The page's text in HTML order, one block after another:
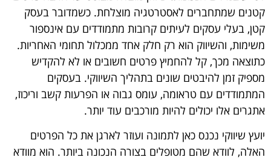
קטנים שמתחברים לאסטרטגיה מוצלחת. כשמדובר בעסק
קטן, בעלי עסקים לעיתים קרובות מתמודדים עם אינספור
משימות, והשיווק הוא רק חלק אחד ממכלול תחומי האחריות.
כתוצאה מכך, קל להחמיץ פרטים חשובים או לא להקדיש
מספיק זמן להיבטים שונים בתהליך השיווקי. בעסקים
המתמודדים עם טראומה, עומס גבוה או הפרעות קשב וריכוז,
אתגרים אלו יכולים להיות מורכבים עוד יותר.
יועץ שיווקי נכנס כאן לתמונה ועוזר לארגן את כל הפרטים
האלה, לוודא שהם מטופלים בצורה הנכונה ביותר. הוא מוודא